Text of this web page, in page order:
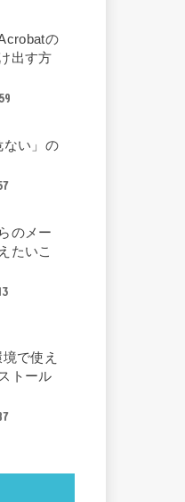
の
出す方
ない」の
のメー
たいこ
で使え
トール